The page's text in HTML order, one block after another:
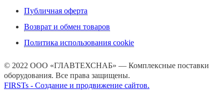
Публичная оферта
Возврат и обмен товаров
Политика использования cookie
© 2022 ООО «ГЛАВТЕХСНАБ» — Комплексные поставки
оборудования. Все права защищены.
FIRSTs - Создание и продвижение сайтов.